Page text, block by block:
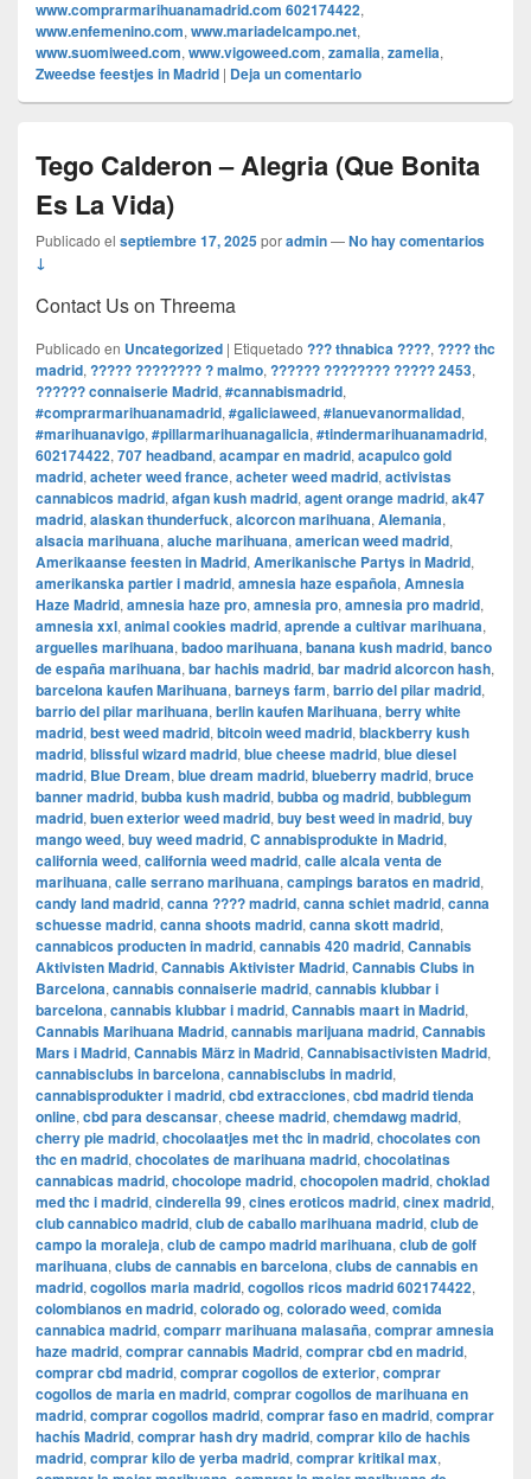
www.comprarmarihuanamadrid.com 602174422,
www.enfemenino.com, www.mariadelcampo.net,
www.suomiweed.com, www.vigoweed.com, zamalia, zamelia,
Zweedse feestjes in Madrid | Deja un comentario
Tego Calderon – Alegria (Que Bonita
Es La Vida)
Publicado el septiembre 17, 2025poradmin—No hay comentarios
↓
Contact Us on Threema
Publicado en Uncategorized | Etiquetado ??? thnabica ????, ???? thc
madrid, ????? ???????? ? malmo, ?????? ???????? ????? 2453,
?????? connaiserie Madrid, #cannabismadrid,
#comprarmarihuanamadrid, #galiciaweed, #lanuevanormalidad,
#marihuanavigo, #pillarmarihuanagalicia, #tindermarihuanamadrid,
602174422, 707 headband, acampar en madrid, acapulco gold
madrid, acheter weed france, acheter weed madrid, activistas
cannabicos madrid, afgan kush madrid, agent orange madrid, ak47
madrid, alaskan thunderfuck, alcorcon marihuana, Alemania,
alsacia marihuana, aluche marihuana, american weed madrid,
Amerikaanse feesten in Madrid, Amerikanische Partys in Madrid,
amerikanska partier i madrid, amnesia haze española, Amnesia
Haze Madrid, amnesia haze pro, amnesia pro, amnesia pro madrid,
amnesia xxl, animal cookies madrid, aprende a cultivar marihuana,
arguelles marihuana, badoo marihuana, banana kush madrid, banco
de españa marihuana, bar hachis madrid, bar madrid alcorcon hash,
barcelona kaufen Marihuana, barneys farm, barrio del pilar madrid,
barrio del pilar marihuana, berlin kaufen Marihuana, berry white
madrid, best weed madrid, bitcoin weed madrid, blackberry kush
madrid, blissful wizard madrid, blue cheese madrid, blue diesel
madrid, Blue Dream, blue dream madrid, blueberry madrid, bruce
banner madrid, bubba kush madrid, bubba og madrid, bubblegum
madrid, buen exterior weed madrid, buy best weed in madrid, buy
mango weed, buy weed madrid, C annabisprodukte in Madrid,
california weed, california weed madrid, calle alcala venta de
marihuana, calle serrano marihuana, campings baratos en madrid,
candy land madrid, canna ???? madrid, canna schiet madrid, canna
schuesse madrid, canna shoots madrid, canna skott madrid,
cannabicos producten in madrid, cannabis 420 madrid, Cannabis
Aktivisten Madrid, Cannabis Aktivister Madrid, Cannabis Clubs in
Barcelona, cannabis connaiserie madrid, cannabis klubbar i
barcelona, cannabis klubbar i madrid, Cannabis maart in Madrid,
Cannabis Marihuana Madrid, cannabis marijuana madrid, Cannabis
Mars i Madrid, Cannabis März in Madrid, Cannabisactivisten Madrid,
cannabisclubs in barcelona, cannabisclubs in madrid,
cannabisprodukter i madrid, cbd extracciones, cbd madrid tienda
online, cbd para descansar, cheese madrid, chemdawg madrid,
cherry pie madrid, chocolaatjes met thc in madrid, chocolates con
thc en madrid, chocolates de marihuana madrid, chocolatinas
cannabicas madrid, chocolope madrid, chocopolen madrid, choklad
med thc i madrid, cinderella 99, cines eroticos madrid, cinex madrid,
club cannabico madrid, club de caballo marihuana madrid, club de
campo la moraleja, club de campo madrid marihuana, club de golf
marihuana, clubs de cannabis en barcelona, clubs de cannabis en
madrid, cogollos maria madrid, cogollos ricos madrid 602174422,
colombianos en madrid, colorado og, colorado weed, comida
cannabica madrid, comparr marihuana malasaña, comprar amnesia
haze madrid, comprar cannabis Madrid, comprar cbd en madrid,
comprar cbd madrid, comprar cogollos de exterior, comprar
cogollos de maria en madrid, comprar cogollos de marihuana en
madrid, comprar cogollos madrid, comprar faso en madrid, comprar
hachís Madrid, comprar hash dry madrid, comprar kilo de hachis
madrid, comprar kilo de yerba madrid, comprar kritikal max,